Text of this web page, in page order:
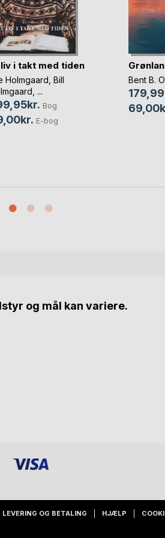
liv i takt med tiden
Holmgaard Bill
, ...
Bog
E-bog
Bent B.
og mål kan variere.
LEVERING OG BETALING HJÆLP